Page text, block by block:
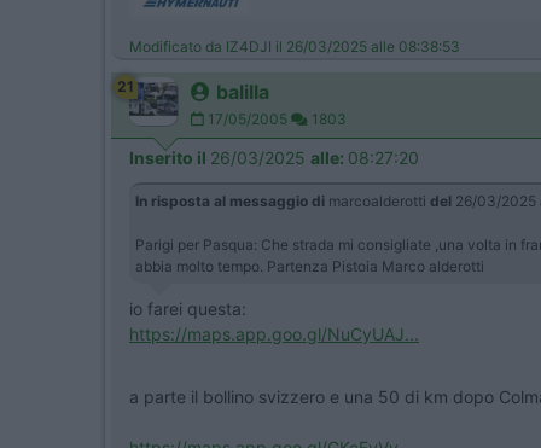
Modificato da IZ4DJI il 26/03/2025 alle 08:38:53
21 balilla
17/05/2005 1803
Inserito il 26/03/2025 alle: 08:27:20
In risposta al messaggio di marcoalderotti del 26/03/2025
Parigi per Pasqua: Che strada mi consigliate ,una volta in
abbia molto tempo. Partenza Pistoia Marco alderotti
io farei questa:
https://maps.app.goo.gl/NuCyUAJ...
a parte il bollino svizzero e una 50 di km dopo